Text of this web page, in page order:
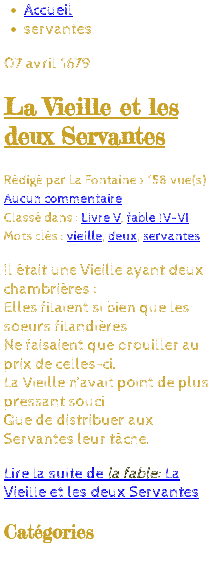
Accueil
servantes
07 avril 1679
La Vieille et les
deux Servantes
Rédigé par La Fontaine > 158 vue(s)
Aucun commentaire
Classé dans : Livre V, fable IV-VI
Mots clés : vieille, deux, servantes
Il était une Vieille ayant deux
chambrières :
Elles filaient si bien que les
soeurs filandières
Ne faisaient que brouiller au
prix de celles-ci.
La Vieille n’avait point de plus
pressant souci
Que de distribuer aux
Servantes leur tâche.
Lire la suite de la fable: La
Vieille et les deux Servantes
Catégories